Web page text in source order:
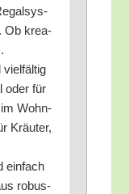
Ob krea­
viel­fäl­tig
oder für
im Wohn­
Kräu­ter,
ein­fach
robus­